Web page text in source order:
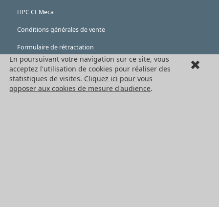
HPC Ct Meca
Conditions générales de vente
Formulaire de rétractation
Mentions légales
Cookies
En poursuivant votre navigation sur ce site, vous
acceptez l'utilisation de cookies pour réaliser des
statistiques de visites. Cliquez ici pour vous
opposer aux cookies de mesure d'audience.